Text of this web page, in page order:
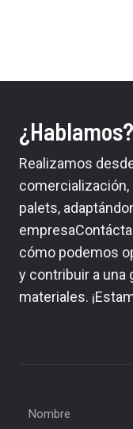
¿Hablamos?
Realizamos
palets,
cómo podemos
y contribuir a una
materiales.